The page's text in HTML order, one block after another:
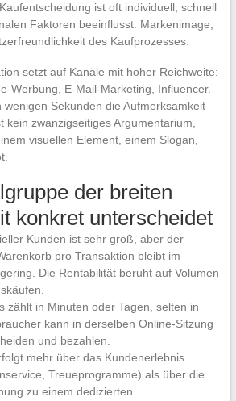
ist oft individuell, schnell
Faktoren beeinflusst: Markenimage,
des Kaufprozesses.
setzt auf Kanäle mit hoher Reichweite:
Werbung, E-Mail-Marketing, Influencer.
wenigen Sekunden die Aufmerksamkeit
kein zwanzigseitiges Argumentarium,
visuellen Element, einem Slogan,
der breiten
konkret unterscheidet
Kunden ist sehr groß, aber der
pro Transaktion bleibt im
Die Rentabilität beruht auf Volumen
zählt in Minuten oder Tagen, selten in
kann in derselben Online-Sitzung
und bezahlen.
mehr über das Kundenerlebnis
Treueprogramme) als über die
zu einem dedizierten